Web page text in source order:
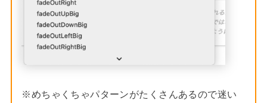
※めちゃくちゃパターンがたくさんあるので迷い